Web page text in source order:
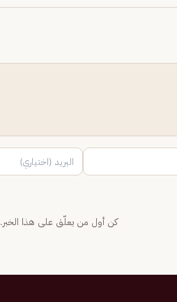
كن أول من يعلّق على هذا الخبر.